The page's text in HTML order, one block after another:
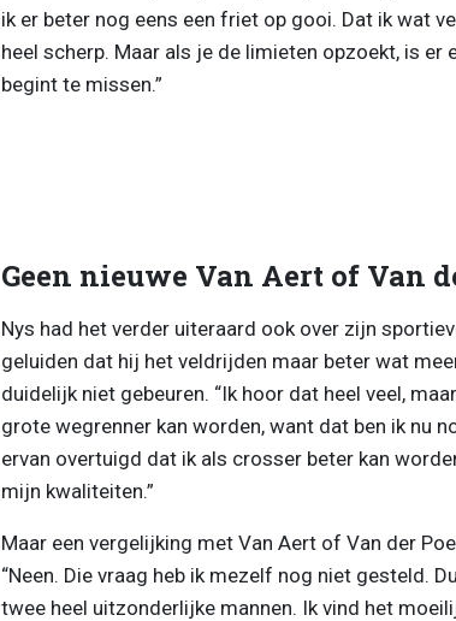
ik er beter nog eens een friet op gooi. Dat ik wat
heel scherp. Maar als je de limieten opzoekt, is
begint te missen.”
Geen nieuwe Van Aert of Van
Nys had het verder uiteraard ook over zijn
geluiden dat hij het veldrijden maar beter wat
duidelijk niet gebeuren. “Ik hoor dat heel veel,
grote wegrenner kan worden, want dat ben ik nu
ervan overtuigd dat ik als crosser beter kan
mijn kwaliteiten.”
Maar een vergelijking met Van Aert of Van der
“Neen. Die vraag heb ik mezelf nog niet gesteld.
twee heel uitzonderlijke mannen. Ik vind het